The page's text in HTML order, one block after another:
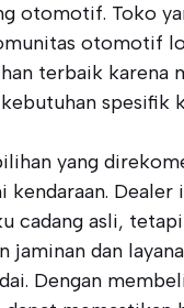
otomotif. Toko
otomotif
terbaik karena
spesifik
yang
kendaraan. Dealer
cadang asli,
jaminan dan
Dengan